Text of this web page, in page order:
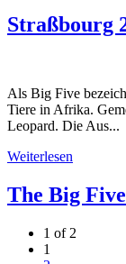
Straßbourg
Als Big Five
Tiere in Afrika.
Leopard. Die Aus...
Weiterlesen
The Big
1 of 2
1